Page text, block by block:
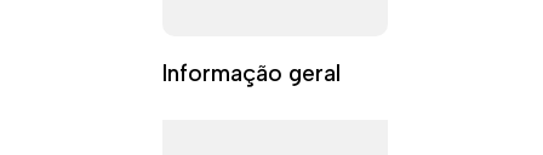
Informação geral